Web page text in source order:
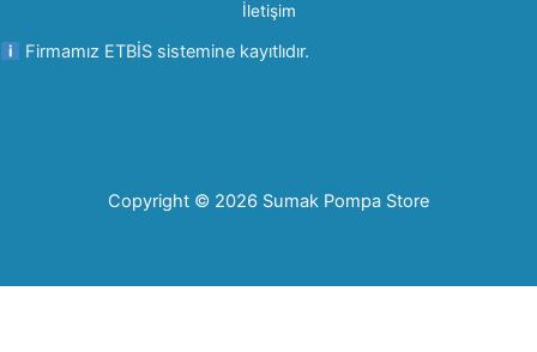
İletişim
Firmamız ETBİS sistemine kayıtlıdır.
Copyright © 2026 Sumak Pompa Store